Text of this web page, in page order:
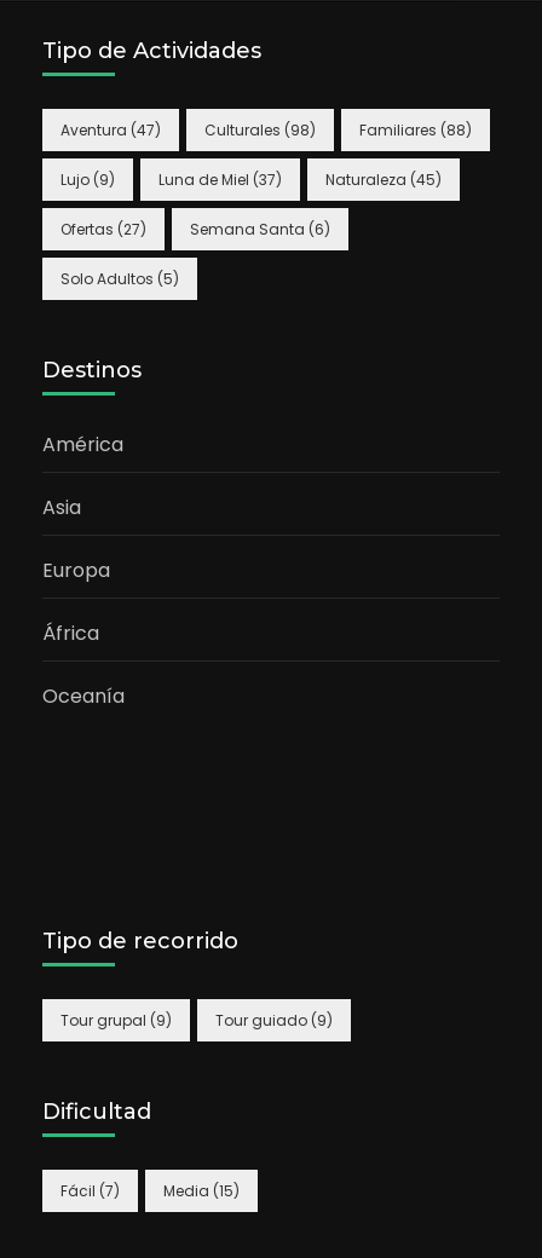
Tipo de Actividades
Aventura (47) Culturales (98) Familiares (88)
Lujo (9) Luna de Miel (37) Naturaleza (45)
Ofertas (27) Semana Santa (6)
Solo Adultos (5)
Destinos
América
Asia
Europa
África
Oceanía
Tipo de recorrido
Tour grupal (9) Tour guiado (9)
Dificultad
Fácil (7) Media (15)